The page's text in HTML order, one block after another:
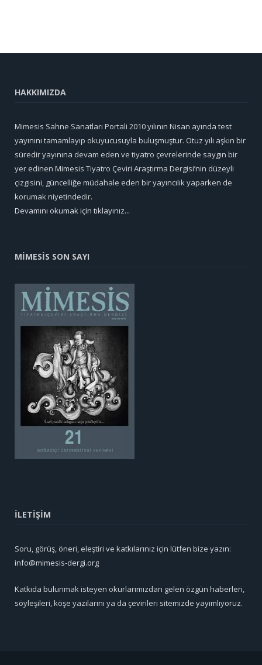
HAKKIMIZDA
Mimesis Sahne Sanatları Portali 2010 yılının Nisan ayında test
yayınını tamamlayıp okuyucusuyla buluşmuştur. Otuz yılı aşkın bir
süredir yayınına devam eden ve tiyatro çevrelerinde saygın bir
yer edinen Mimesis Tiyatro Çeviri Araştırma Dergisi’nin düzeyli
çizgisini, güncelliğe müdahale eden bir yayıncılık yaparken de
korumak niyetindedir.
Devamını okumak için tıklayınız...
MİMESİS SON SAYI
İLETİŞİM
Soru, görüş, öneri, eleştiri ve katkılarınız için lütfen bize yazın:
info@mimesis-dergi.org
Katkıda bulunmak isteyen okurlarımızdan gelen özgün haberleri,
söyleşileri, köşe yazılarını ya da çevirileri sitemizde yayımlıyoruz.